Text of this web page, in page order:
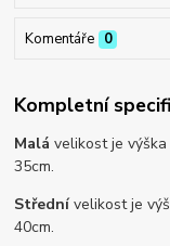
Komentáře 0
Kompletní
Malávelikost je
35cm.
Střednívelikost je
40cm.